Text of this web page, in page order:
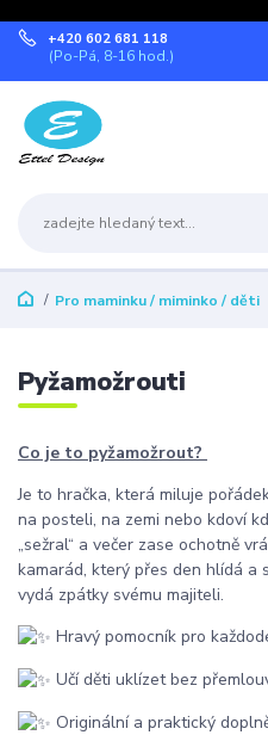
+420 602 681 118
(Po-Pá, 8-16 hod.)
Pro maminku / miminko / děti
Pyžamožrouti
Co je to pyžamožrout?
Je to hračka, která miluje
na posteli, na zemi nebo kdoví
„sežral“ a večer zase ochotně
kamarád, který přes den hlídá a
vydá zpátky svému majiteli.
Hravý pomocník pro
Učí děti uklízet bez
Originální a praktický